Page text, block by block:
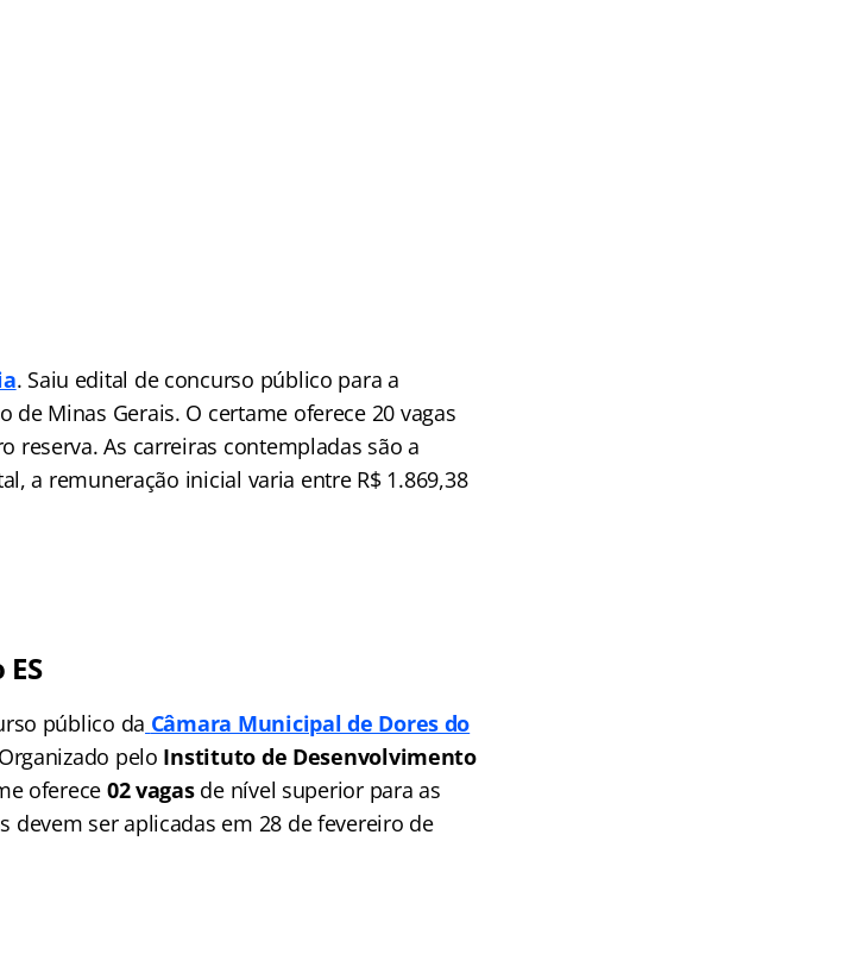
. Saiu edital de concurso público para a
de Minas Gerais. O certame oferece 20 vagas
reserva. As carreiras contempladas são a
a remuneração inicial varia entre R$ 1.869,38
público da Câmara Municipal de Dores do
pelo Instituto de Desenvolvimento
oferece 02 vagasde nível superior para as
devem ser aplicadas em 28 de fevereiro de